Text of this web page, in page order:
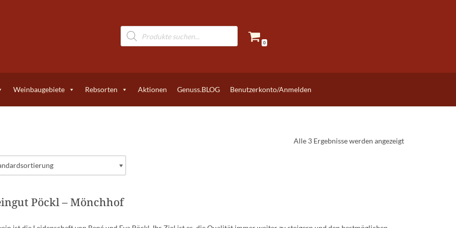
0
Weinbaugebiete Rebsorten Aktionen Genuss.BLOG Benutzerkonto/Anmelden
Alle 3 Ergebnisse werden angezeigt
Pöckl – Mönchhof